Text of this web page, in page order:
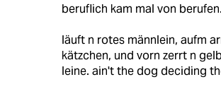
beruflich kam mal von
läuft n rotes männlein, aufm
kätzchen, und vorn zerrt n
leine. ain't the dog deciding